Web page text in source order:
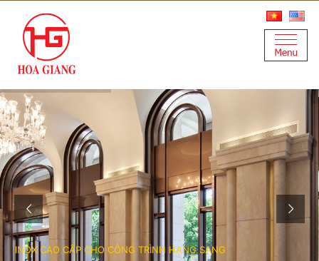
INOX CAO CẤP CHO CÔNG TRÌNH HẠNG SANG